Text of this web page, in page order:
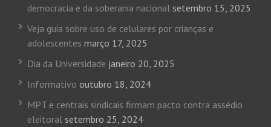
democracia e da soberania nacional setembro 15, 2025
Veja guia sobre uso de celulares por crianças e
adolescentes março 17, 2025
Dia da Universidade janeiro 20, 2025
Informativo outubro 18, 2024
MPT e centrais sindicais firmam pacto contra assédio
eleitoral setembro 25, 2024